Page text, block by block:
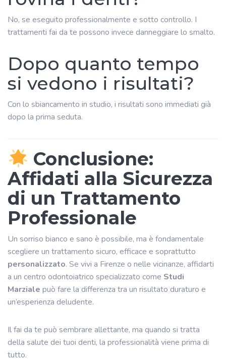
No, se eseguito professionalmente e sotto controllo. I
trattamenti fai da te possono invece danneggiare lo smalto.
Dopo quanto tempo
si vedono i risultati?
Con lo sbiancamento in studio, i risultati sono immediati già
dopo la prima seduta.
Conclusione:
Affidati alla Sicurezza
di un Trattamento
Professionale
Un sorriso bianco e sano è possibile, ma è fondamentale
scegliere un trattamento sicuro, efficace e soprattutto
personalizzato. Se vivi a Firenze o nelle vicinanze, affidarti
a un centro odontoiatrico specializzato come Studi
Marziale può fare la differenza tra un risultato duraturo e
un’esperienza deludente.
Il fai da te può sembrare allettante, ma quando si tratta
della salute dei tuoi denti, la professionalità viene prima di
tutto.